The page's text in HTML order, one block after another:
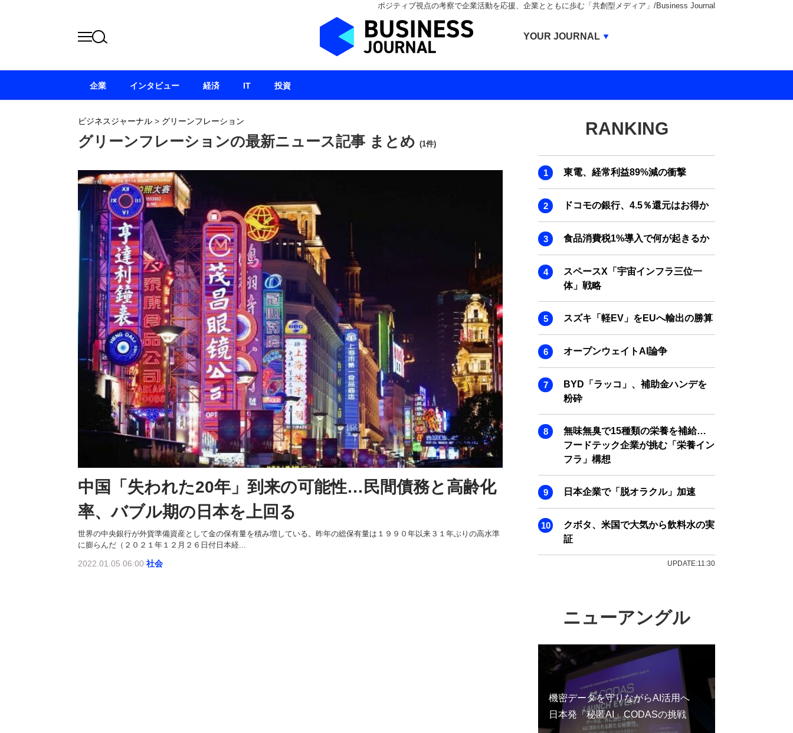
ポジティブ視点の考察で企業活動を応援、企業とともに歩む「共創型メディア」/Business Journal
ビジネスジャーナル > グリーンフレーション
グリーンフレーションの最新ニュース記事 まとめ (1件)
中国「失われた20年」到来の可能性…民間債務と高齢化
率、バブル期の日本を上回る
世界の中央銀行が外貨準備資産として金の保有量を積み増している。昨年の総保有量は１９９０年以来３１年ぶりの高水準
に膨らんだ（２０２１年１２月２６日付日本経...
2022.01.05 06:00 社会
RANKING
東電、経常利益89%減の衝撃
ドコモの銀行、4.5％還元はお得か
食品消費税1%導入で何が起きるか
スペースX「宇宙インフラ三位一
体」戦略
スズキ「軽EV」をEUへ輸出の勝算
オープンウェイトAI論争
BYD「ラッコ」、補助金ハンデを
粉砕
無味無臭で15種類の栄養を補給…
フードテック企業が挑む「栄養イン
フラ」構想
日本企業で「脱オラクル」加速
クボタ、米国で大気から飲料水の実
証
UPDATE:11:30
ニューアングル
機密データを守りながらAI活用へ
日本発「秘匿AI」CODASの挑戦
企業 インタビュー 経済 IT 投資
YOUR JOURNAL
BUSINESS JOURNAL
IVS JOURNAL
ENERGY MANAGEMENT JOURNAL
INBOUND JOURNAL
LIFE ENDING JOURNAL
AI JOURNAL
REAL ESTATE BROKERAGE JOURNAL
SMART MARKETING JOURNAL
BPaaS JOURNAL
ADOPTABLE DOG JOURNAL